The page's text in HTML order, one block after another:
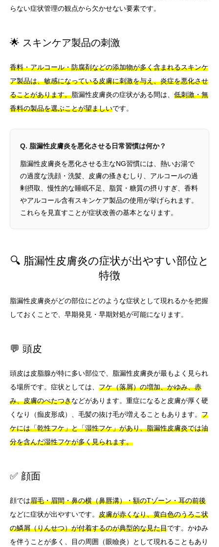
らない症状管理の観点から欠かせない要素です。
🌟 スキンケア製品の刺激
香料・アルコール・防腐剤などの添加物が多く含まれるスキンケ
ア製品は、敏感になっている皮膚に刺激を与え、炎症を悪化させ
ることがあります。脂漏性皮膚炎の症状がある間は、 低刺激・無
香料の製品を選ぶことが望ましいです。
Q. 脂漏性皮膚炎を悪化させる日常習慣は何か？
脂漏性皮膚炎を悪化させる主なNG習慣には、熱いお湯で
の過度な洗顔・洗髪、皮膚の搔きむしり、アルコールの過
剰摂取、慢性的な睡眠不足、脂質・糖質の摂りすぎ、香料
やアルコール含有スキンケア製品の使用が挙げられます。
これらを見直すことが症状改善の基本となります。
🔍 脂漏性皮膚炎の症状が出やすい部位と
特徴
脂漏性皮膚炎がどの部位にどのような症状として現れるかを把握
しておくことで、早期発見・早期対処が可能になります。
💬 頭皮
頭皮は皮脂腺が特に多い部位で、脂漏性皮膚炎が最もよく見られ
る場所です。症状としては、 フケ（落屑）の増加、かゆみ、赤
み、皮膚のべたつきなどがあります。重症になると皮膚が厚く硬
くなり（痂皮形成）、毛髪の抜け毛が増えることもあります。 フ
ケには「乾性フケ」と「湿性フケ」があり、脂漏性皮膚炎では油
分を含んだ湿性フケが多く見られます。
✅ 顔面
顔では眉毛・眉間・鼻の横（鼻唇溝）・額のTゾーン・耳の前後
などに症状が出やすいです。 皮膚が赤くなり、黄白色のうろこ状
の鱗屑（りんせつ）が付着するのが典型的な見た目です。かゆみ
を伴うことが多く、目の周囲（眼瞼炎）として現れることもあり